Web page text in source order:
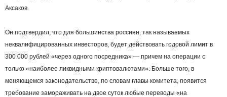
Аксаков.
Он подтвердил, что для большинства россиян, так называемых
неквалифицированных инвесторов, будет действовать годовой лимит в
300 000 рублей «через одного посредника» — причем на операции с
только «наиболее ликвидными криптовалютами». Больше того, в
меняющемся законодательстве, по словам главы комитета, появится
требование замораживать на двое суток любые переводы «на